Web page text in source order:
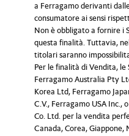
a Ferragamo derivanti
consumatore ai sensi
Non è obbligato a fornire i
questa finalità. Tuttavia,
titolari saranno
Per le finalità di Vendita, le
Ferragamo Australia Pty
Korea Ltd, Ferragamo
C.V., Ferragamo USA Inc.,
Co. Ltd. per la vendita
Canada, Corea, Giappone,